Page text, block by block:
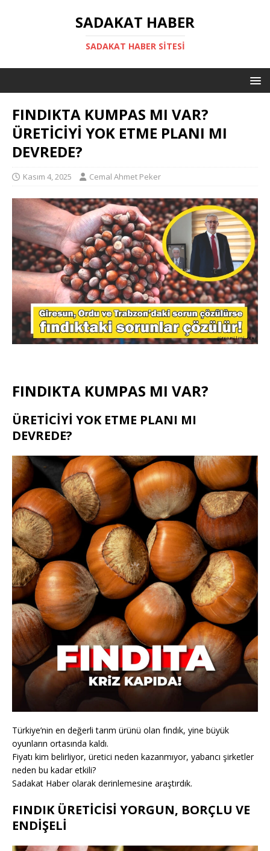
SADAKAT HABER
SADAKAT HABER SITESI
FINDIKTA KUMPAS MI VAR?
ÜRETİCİYİ YOK ETME PLANI MI
DEVREDE?
Kasım 4, 2025 Cemal Ahmet Peker
FINDIKTA KUMPAS MI VAR?
ÜRETİCİYİ YOK ETME PLANI MI
DEVREDE?
Türkiye’nin en değerli tarım ürünü olan fındık, yine büyük
oyunların ortasında kaldı.
Fiyatı kim belirliyor, üretici neden kazanmıyor, yabancı şirketler
neden bu kadar etkili?
Sadakat Haber olarak derinlemesine araştırdık.
FINDIK ÜRETİCİSİ YORGUN, BORÇLU VE
ENDİŞELİ